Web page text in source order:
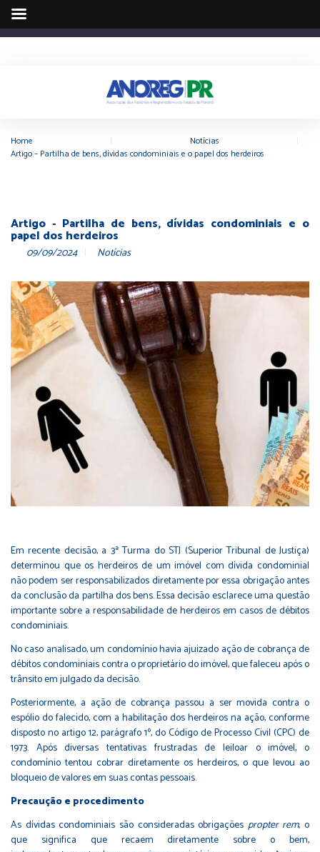
Home Notícias
Artigo – Partilha de bens, dívidas condominiais e o papel dos herdeiros
Artigo - Partilha de bens, dívidas condominiais e o
papel dos herdeiros
09/09/2024 Notícias
Em recente decisão, a 3ª Turma do STJ (Superior Tribunal de Justiça)
determinou que os herdeiros de um imóvel com dívida condominial
não podem ser responsabilizados diretamente por essa obrigação antes
da conclusão da partilha dos bens. Essa decisão esclarece uma questão
importante sobre a responsabilidade de herdeiros em casos de débitos
condominiais.
No caso analisado, um condomínio havia ajuizado ação de cobrança de
débitos condominiais contra o proprietário do imóvel, que faleceu após o
trânsito em julgado da decisão.
Posteriormente, a ação de cobrança passou a ser movida contra o
espólio do falecido, com a habilitação dos herdeiros na ação, conforme
disposto no artigo 12, parágrafo 1º, do Código de Processo Civil (CPC) de
1973. Após diversas tentativas frustradas de leiloar o imóvel, o
condomínio tentou cobrar diretamente os herdeiros, o que levou ao
bloqueio de valores em suas contas pessoais.
Precaução e procedimento
As dívidas condominiais são consideradas obrigações propter rem, o
que significa que recaem diretamente sobre o bem,